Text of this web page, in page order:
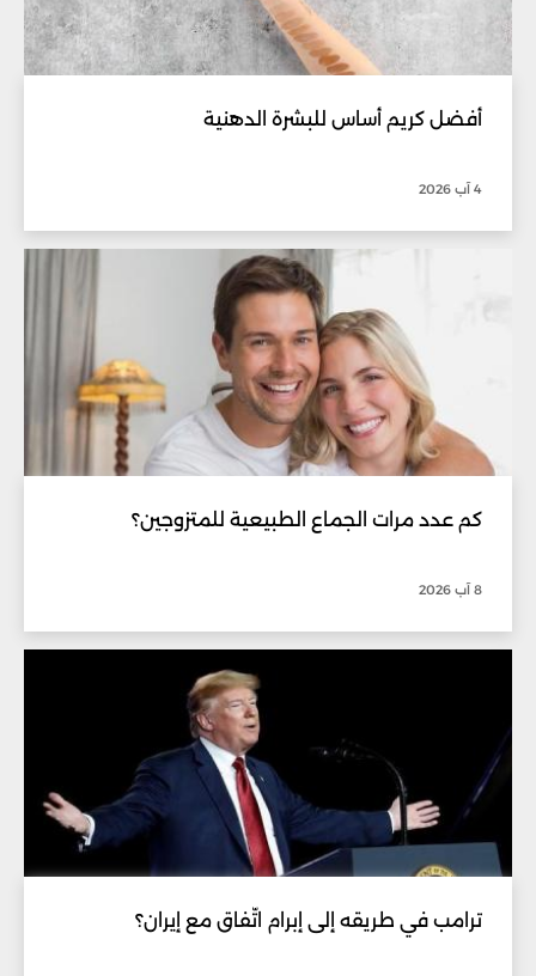
أفضل كريم أساس للبشرة الدهنية
4 آب 2026
كم عدد مرات الجماع الطبيعية للمتزوجين؟
8 آب 2026
ترامب في طريقه إلى إبرام اتّفاق مع إيران؟